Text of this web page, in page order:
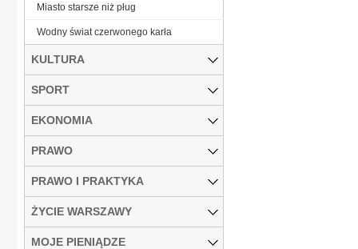
Miasto starsze niż pług
Wodny świat czerwonego karła
KULTURA
SPORT
EKONOMIA
PRAWO
PRAWO I PRAKTYKA
ŻYCIE WARSZAWY
MOJE PIENIĄDZE